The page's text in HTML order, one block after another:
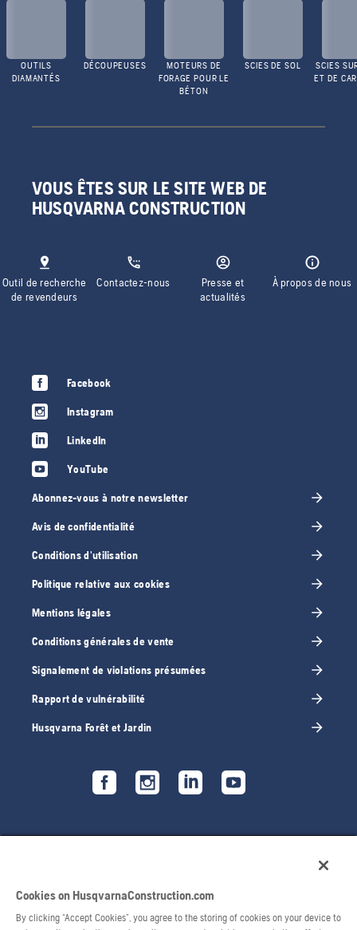
OUTILS
DIAMANTÉS
DÉCOUPEUSES
MOTEURS DE
FORAGE POUR LE
BÉTON
SCIES DE SOL
SCIES
ET DE
VOUS ÊTES SUR LE SITE WEB DE
HUSQVARNA CONSTRUCTION
Outil de recherche
de revendeurs
Contactez-nous
Presse et
actualités
À propos de nous
Facebook
Instagram
LinkedIn
YouTube
Abonnez-vous à notre newsletter
Avis de confidentialité
Conditions d'utilisation
Politique relative aux cookies
Mentions légales
Conditions générales de vente
Signalement de violations présumées
Rapport de vulnérabilité
Husqvarna Forêt et Jardin
Cookies on HusqvarnaConstruction.com
By clicking “Accept Cookies”, you agree to the storing of cookies on your device to